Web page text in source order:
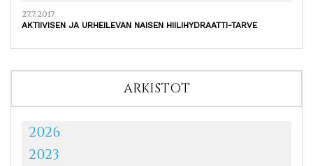
27.7.2017
AKTIIVISEN JA URHEILEVAN NAISEN HIILIHYDRAATTI-TARVE
ARKISTOT
2026
2023